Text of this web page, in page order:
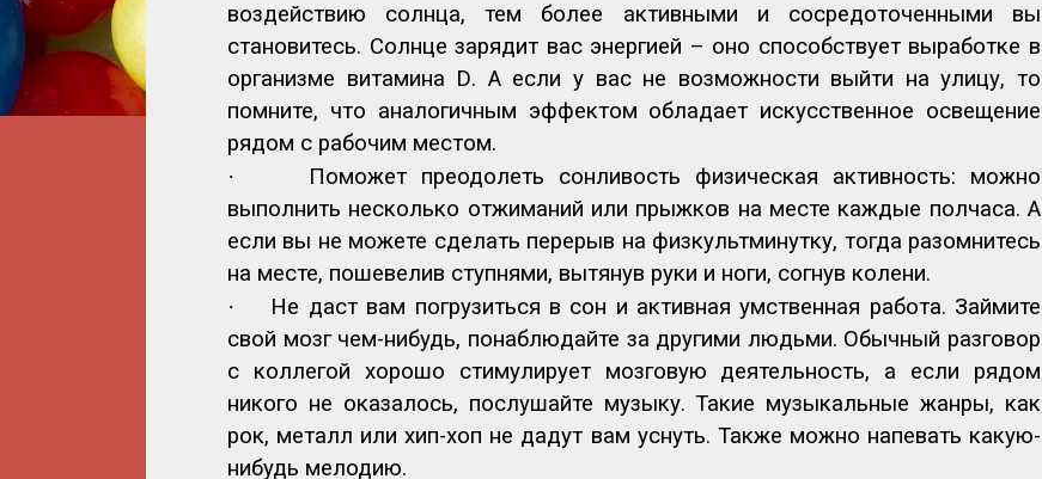
воздействию солнца, тем более активными и сосредоточенными вы
становитесь. Солнце зарядит вас энергией – оно способствует выработке в
организме витамина D. А если у вас не возможности выйти на улицу, то
помните, что аналогичным эффектом обладает искусственное освещение
рядом с рабочим местом.
·
Поможет преодолеть сонливость физическая активность: можно
выполнить несколько отжиманий или прыжков на месте каждые полчаса. А
если вы не можете сделать перерыв на физкультминутку, тогда разомнитесь
на месте, пошевелив ступнями, вытянув руки и ноги, согнув колени.
·
Не даст вам погрузиться в сон и активная умственная работа. Займите
свой мозг чем-нибудь, понаблюдайте за другими людьми. Обычный разговор
с коллегой хорошо стимулирует мозговую деятельность, а если рядом
никого не оказалось, послушайте музыку. Такие музыкальные жанры, как
рок, металл или хип-хоп не дадут вам уснуть. Также можно напевать какую-
нибудь мелодию.